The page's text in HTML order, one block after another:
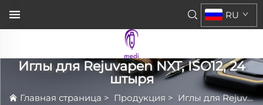
RU
Иглы для Rejuvapen NXT, ISO12, 24
штыря
Главная страница > Продукция > Иглы для Rejuvapen NXT, ISO12, 24 штыря